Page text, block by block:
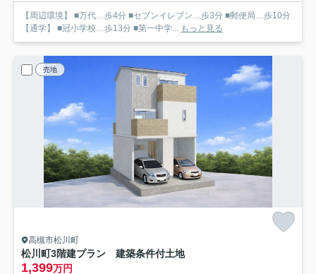
【周辺環境】 ■万代…歩4分 ■セブンイレブン…歩3分 ■郵便局…歩10分
【通学】 ■冠小学校…歩13分 ■第一中学... もっと見る
売地
高槻市松川町
松川町3階建プラン 建築条件付土地
1,399万円